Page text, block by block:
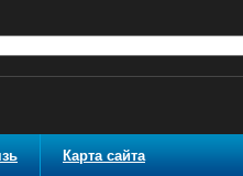
Карта сайта